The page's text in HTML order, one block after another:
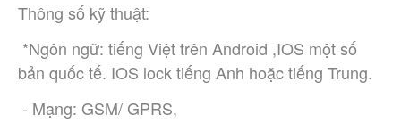
Thông số kỹ thuật:
bản quốc tế. IOS lock tiếng Anh hoặc tiếng Trung.
- Mạng: GSM/ GPRS,